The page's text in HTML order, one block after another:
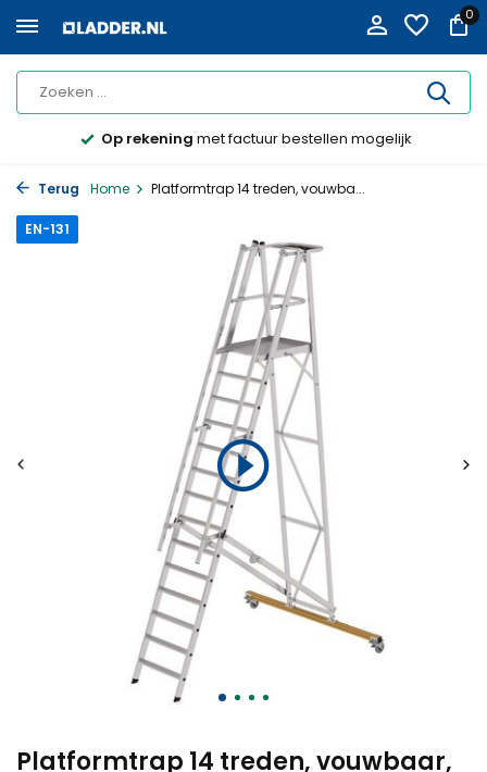
0
Op rekening met factuur bestellen mogelijk
Terug Home Platformtrap 14 treden, vouwba...
Platformtrap 14 treden, vouwbaar,
EN-131